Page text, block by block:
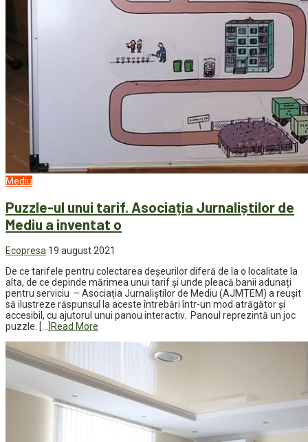
Mediu
Puzzle-ul unui tarif. Asociația Jurnaliștilor de
Mediu a inventat o
Ecopresa 19 august 2021
De ce tarifele pentru colectarea deșeurilor diferă de la o localitate la
alta, de ce depinde mărimea unui tarif și unde pleacă banii adunați
pentru serviciu – Asociația Jurnaliștilor de Mediu (AJMTEM) a reușit
să ilustreze răspunsul la aceste întrebări într-un mod atrăgător și
accesibil, cu ajutorul unui panou interactiv. Panoul reprezintă un joc
puzzle. […]Read More